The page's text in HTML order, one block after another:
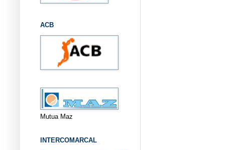
ACB
Mutua Maz
INTERCOMARCAL